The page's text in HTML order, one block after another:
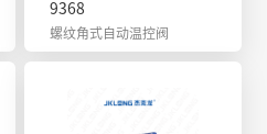
9368
螺纹角式自动温控阀